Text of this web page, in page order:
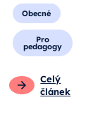
Obecné
Pro
pedagogy
Celý
článek